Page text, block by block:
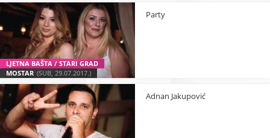
LJETNA BAŠTA / STARI GRAD
MOSTAR (SUB, 29.07.2017.)
Party
Adnan Jakupović